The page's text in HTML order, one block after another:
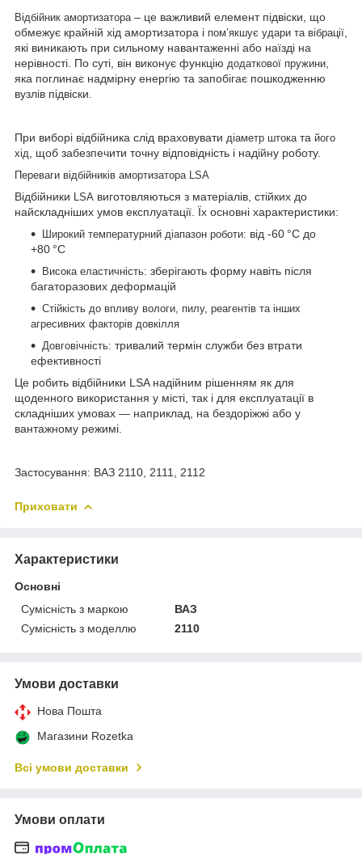
Відбійник амортизатора – це важливий елемент підвіски, що
обмежує крайній хід амортизатора і пом’якшує удари та вібрації
які виникають при сильному навантаженні або наїзді на
нерівності. По суті, він виконує функцію додаткової пружини
яка поглинає надмірну енергію та запобігає пошкодженню
вузлів підвіски.
При виборі відбійника слід враховувати діаметр штока та його
хід , щоб забезпечити точну відповідність і надійну роботу.
Переваги відбійників амортизатора LSA
Відбійники LSA виготовляються з матеріалів, стійких до
найскладніших умов експлуатації. Їх основні характеристики:
Широкий температурний діапазон роботи: від -60 °C до
+80 °C
Висока еластичність: зберігають форму навіть після
багаторазових деформацій
Стійкість до впливу вологи, пилу, реагентів та інших
агресивних факторів довкілля
Довговічність: тривалий термін служби без втрати
ефективності
Це робить відбійники LSA надійним рішенням як для
щоденного використання у місті, так і для експлуатації в
складніших умовах — наприклад, на бездоріжжі або у
вантажному режимі.
Застосування: ВАЗ 2110, 2111, 2112
Приховати
Характеристики
Основні
Сумісність з маркою
ВАЗ
Сумісність з моделлю
2110
Умови доставки
Нова Пошта
Магазини Rozetka
Всі умови доставки
Умови оплати